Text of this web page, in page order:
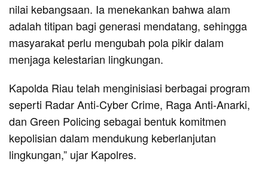
nilai kebangsaan. Ia menekankan bahwa alam
adalah titipan bagi generasi mendatang, sehingga
masyarakat perlu mengubah pola pikir dalam
menjaga kelestarian lingkungan.
Kapolda Riau telah menginisiasi berbagai program
seperti Radar Anti-Cyber Crime, Raga Anti-Anarki,
dan Green Policing sebagai bentuk komitmen
kepolisian dalam mendukung keberlanjutan
lingkungan,” ujar Kapolres.